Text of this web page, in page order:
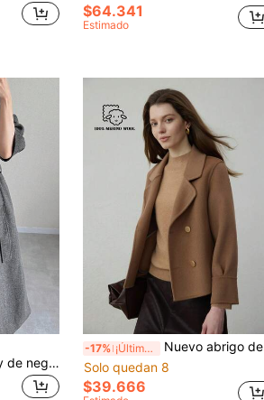
$64.341
Estimado
FRIFUL Abrigo casual y de negocios suelto con cuello alto, botones y cinturón para mujer
-17% ¡Últimos 3 días
Nuevo abrigo de mujer de doble cara 100% lana pura, corto por delante y largo por detrás, color liso, con solapa, abrigo de lana de moda, elegante capa de lana para mujer en otoño
Solo quedan 8
$39.666